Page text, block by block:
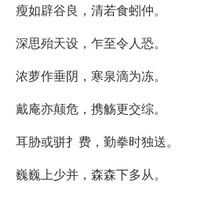
瘦如辟谷良，清若食蚓仲。
深思殆天设，乍至令人恐。
浓萝作垂阴，寒泉滴为冻。
戴庵亦颠危，携觞更交综。
耳胁或骈扌费，勤拳时独送。
巍巍上少并，森森下多从。